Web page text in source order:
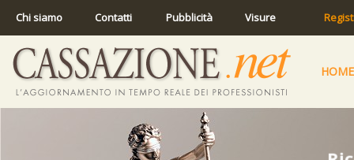
Chi siamo Contatti Pubblicità Visure
HOME